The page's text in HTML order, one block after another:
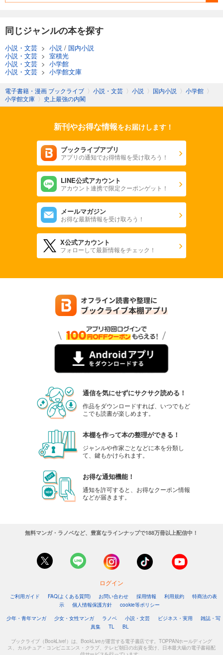
同じジャンルの本を探す
小説・文芸 > 小説 / 国内小説
小説・文芸 > 室積光
小説・文芸 > 小学館
小説・文芸 > 小学館文庫
電子書籍・漫画 ブックライブ 〉 小説・文芸 〉 小説 〉 国内小説 〉 小学館 〉
小学館文庫 〉 史上最強の内閣
新刊やお得な情報をお届けします！
ブックライブアプリ
アプリの通知でお得情報を受け取ろう！
LINE公式アカウント
アカウント連携で限定クーポンゲット！
メールマガジン
お得な最新情報を受け取ろう！
X公式アカウント
フォローして最新情報をチェック！
通信を気にせずにサクサク読める！
作品をダウンロードすれば、いつでもど
こでも読書が楽しめます。
本棚を作って本の整理ができる！
ジャンルや作家ごとなどに本を分類し
て、鍵もかけられます。
お得な通知機能！
通知を許可すると、お得なクーポン情報
などが届きます。
無料マンガ・ラノベなど、豊富なラインナップで188万冊以上配信中！
ログイン
ご利用ガイド FAQ(よくある質問) お問い合わせ 採用情報 利用規約
特商法の表
示
個人情報保護方針
cookie等ポリシー
少年・青年マンガ
少女・女性マンガ ラノベ 小説・文芸 ビジネス・実用
雑誌・写
真集
TL BL
ブックライブ（BookLive!）は、BookLiveが運営する電子書店です。TOPPANホールディング
ス、カルチュア・コンビニエンス・クラブ、テレビ朝日の出資を受け、日本最大級の電子書籍配